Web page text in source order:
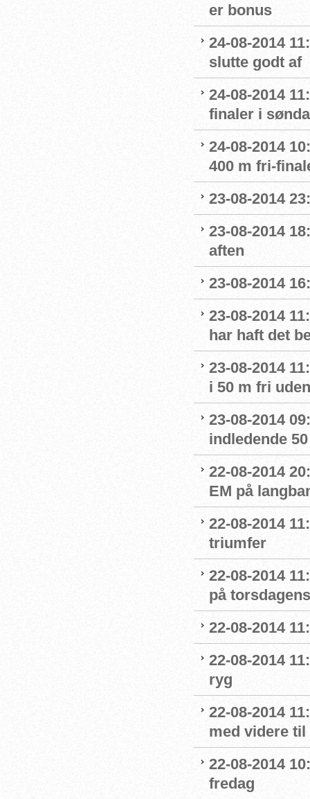
er bonus
24-08-2014
slutte godt af
24-08-2014
finaler i
24-08-2014
400 m fri-
23-08-2014
23-08-2014
aften
23-08-2014
23-08-2014
har haft det
23-08-2014
i 50 m fri
23-08-2014
indledende
22-08-2014
EM på
22-08-2014
triumfer
22-08-2014
på
22-08-2014
22-08-2014
ryg
22-08-2014
med videre
22-08-2014
fredag